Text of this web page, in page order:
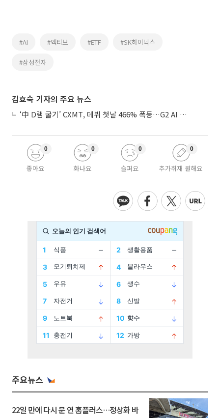
#AI #액티브 #ETF #SK하이닉스
#삼성전자
김효숙 기자의 주요 뉴스
‘中 D램 굴기’ CXMT, 데뷔 첫날 466% 폭등…G2 AI 패권 ‘쩐의 전쟁’
좋아요
0
화나요
0
슬퍼요
0
추가취재 원해요
0
주요뉴스
22일 만에 다시 문 연 홈플러스…정상화 바